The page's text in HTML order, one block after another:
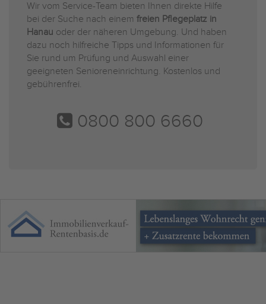
Wir vom Service-Team bieten Ihnen direkte Hilfe
bei der Suche nach einem freien Pflegeplatz in
Hanau oder der näheren Umgebung. Und haben
dazu noch hilfreiche Tipps und Informationen für
Sie rund um Prüfung und Auswahl einer
geeigneten Senioreneinrichtung. Kostenlos und
gebührenfrei.
0800 800 6660